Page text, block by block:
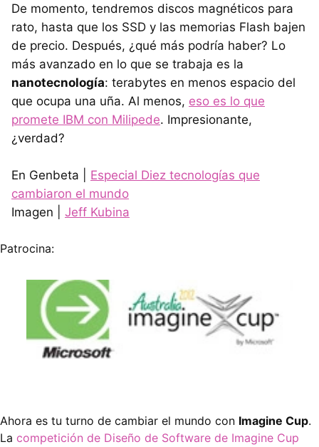
De momento, tendremos discos magnéticos para
rato, hasta que los SSD y las memorias Flash bajen
de precio. Después, ¿qué más podría haber? Lo
más avanzado en lo que se trabaja es la
nanotecnología: terabytes en menos espacio del
que ocupa una uña. Al menos, eso es lo que
promete IBM con Milipede. Impresionante,
¿verdad?
En Genbeta | Especial Diez tecnologías que
cambiaron el mundo
Imagen | Jeff Kubina
Patrocina:
Ahora es tu turno de cambiar el mundo con Imagine Cup.
La competición de Diseño de Software de Imagine Cup